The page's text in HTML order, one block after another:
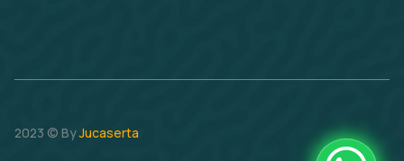
2023 © ByJucaserta